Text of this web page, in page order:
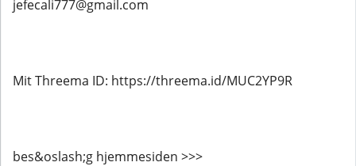
jefecali777@gmail.com
Mit Threema ID: https://threema.id/MUC2YP9R
bes&oslash;g hjemmesiden >>>